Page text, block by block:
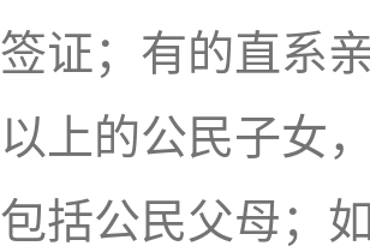
签证；有的直系
以上的公民子女
包括公民父母；